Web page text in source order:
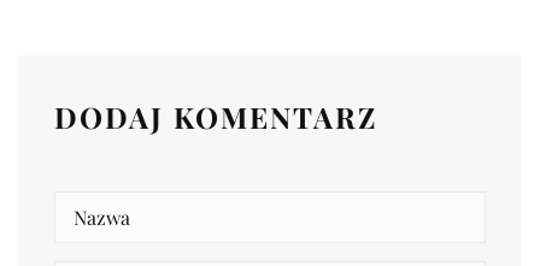
DODAJ KOMENTARZ